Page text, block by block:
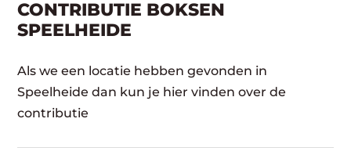
CONTRIBUTIE BOKSEN
SPEELHEIDE
Als we een locatie hebben gevonden in
Speelheide dan kun je hier vinden over de
contributie